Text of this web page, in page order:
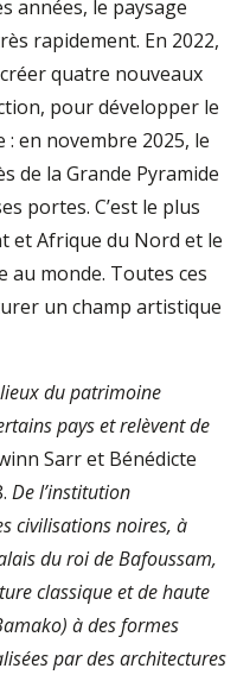
années, le paysage
rapidement. En 2022,
quatre nouveaux
pour développer le
en novembre 2025, le
de la Grande Pyramide
portes. C’est le plus
et Afrique du Nord et le
au monde. Toutes ces
un champ artistique
du patrimoine
pays et relèvent de
Sarr et Bénédicte
De l’institution
civilisations noires, à
du roi de Bafoussam,
classique et de haute
à des formes
par des architectures